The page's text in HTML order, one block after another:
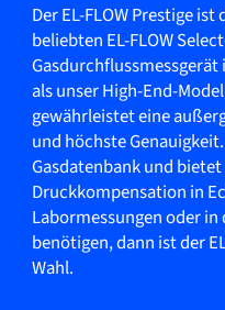
Der EL-FLOW Prestige
beliebten EL-FLOW
als unser High-End-
gewährleistet eine
und höchste
Gasdatenbank und
Druckkompensation in
Labormessungen oder
benötigen, dann ist der
Wahl.